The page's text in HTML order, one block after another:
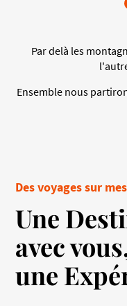
Par delà les
Ensemble nous
Des voyages sur
Une
avec
une